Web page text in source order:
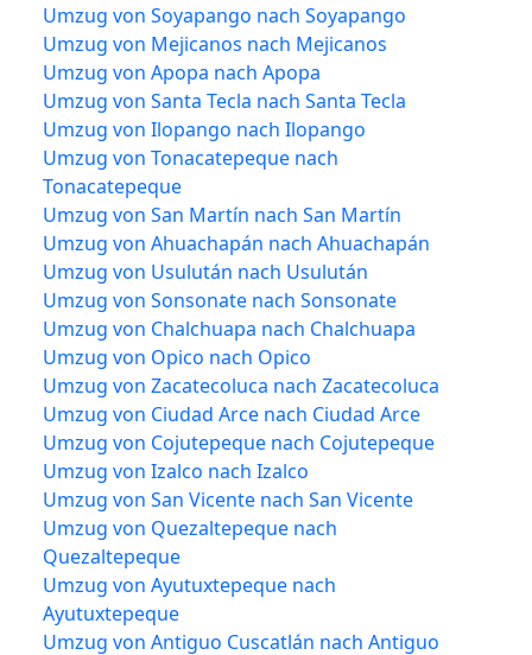
Umzug von Soyapango nach Soyapango
Umzug von Mejicanos nach Mejicanos
Umzug von Apopa nach Apopa
Umzug von Santa Tecla nach Santa Tecla
Umzug von Ilopango nach Ilopango
Umzug von Tonacatepeque nach
Tonacatepeque
Umzug von San Martín nach San Martín
Umzug von Ahuachapán nach Ahuachapán
Umzug von Usulután nach Usulután
Umzug von Sonsonate nach Sonsonate
Umzug von Chalchuapa nach Chalchuapa
Umzug von Opico nach Opico
Umzug von Zacatecoluca nach Zacatecoluca
Umzug von Ciudad Arce nach Ciudad Arce
Umzug von Cojutepeque nach Cojutepeque
Umzug von Izalco nach Izalco
Umzug von San Vicente nach San Vicente
Umzug von Quezaltepeque nach
Quezaltepeque
Umzug von Ayutuxtepeque nach
Ayutuxtepeque
Umzug von Antiguo Cuscatlán nach Antiguo